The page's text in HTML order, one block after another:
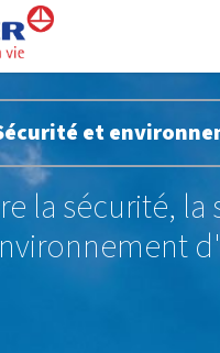
et
la sécurité, la